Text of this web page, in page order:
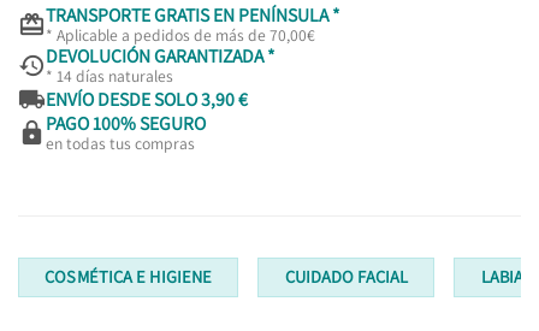
TRANSPORTE GRATIS EN PENÍNSULA *
* Aplicable a pedidos de más de 70,00€
DEVOLUCIÓN GARANTIZADA *
* 14 días naturales
ENVÍO DESDE SOLO 3,90 €
 PAGO 100% SEGURO
en todas tus compras
COSMÉTICA E HIGIENE CUIDADO FACIAL